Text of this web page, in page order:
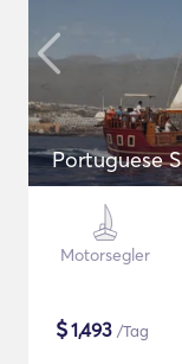
Portuguese
Motorsegler
$1,493 /Tag